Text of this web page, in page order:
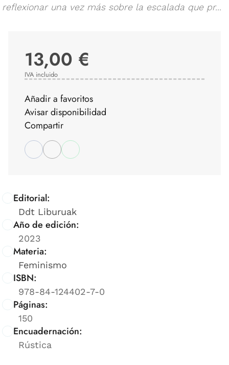
reflexionar una vez más sobre la escalada que pr...
Editorial:
Ddt Liburuak
Año de edición:
2023
Materia:
Feminismo
ISBN:
978-84-124402-7-0
Páginas:
150
Encuadernación:
Rústica
13,00 €
IVA incluido
Añadir a favoritos
Avisar disponibilidad
Compartir